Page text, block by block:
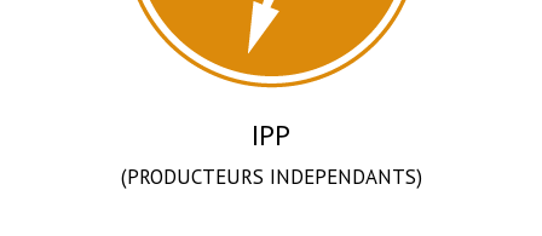
IPP
(PRODUCTEURS INDEPENDANTS)